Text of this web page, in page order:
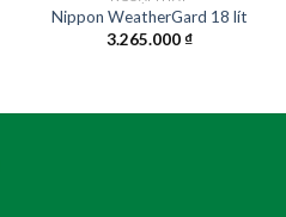
Nippon WeatherGard 18 lít
3.265.000₫